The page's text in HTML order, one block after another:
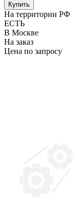
Купить
На территории РФ
ЕСТЬ
В Москве
На заказ
Цена по запросу